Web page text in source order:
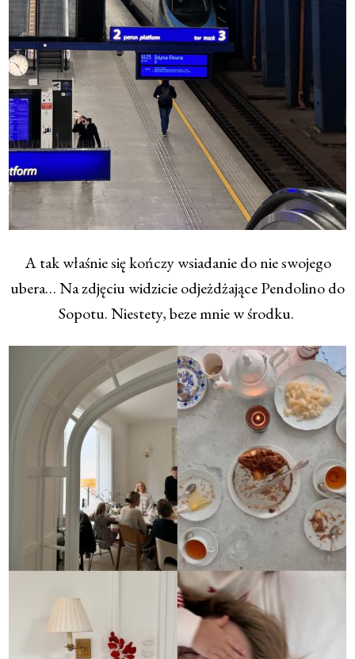
A tak właśnie się kończy wsiadanie do nie swojego
ubera… Na zdjęciu widzicie odjeżdżające Pendolino do
Sopotu. Niestety, beze mnie w środku.